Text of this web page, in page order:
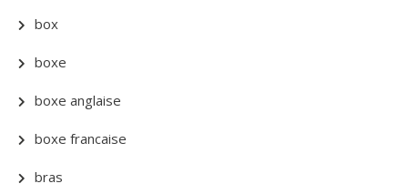
box
boxe
boxe anglaise
boxe francaise
bras